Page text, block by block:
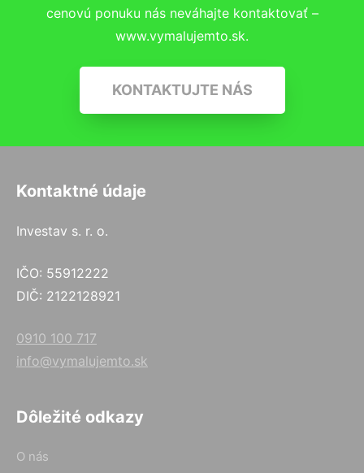
cenovú ponuku nás neváhajte kontaktovať –
www.vymalujemto.sk.
KONTAKTUJTE NÁS
Kontaktné údaje
Investav s. r. o.
IČO: 55912222
DIČ: 2122128921
0910 100 717
info@vymalujemto.sk
Dôležité odkazy
O nás